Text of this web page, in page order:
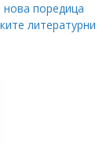
нова поредица
литературни